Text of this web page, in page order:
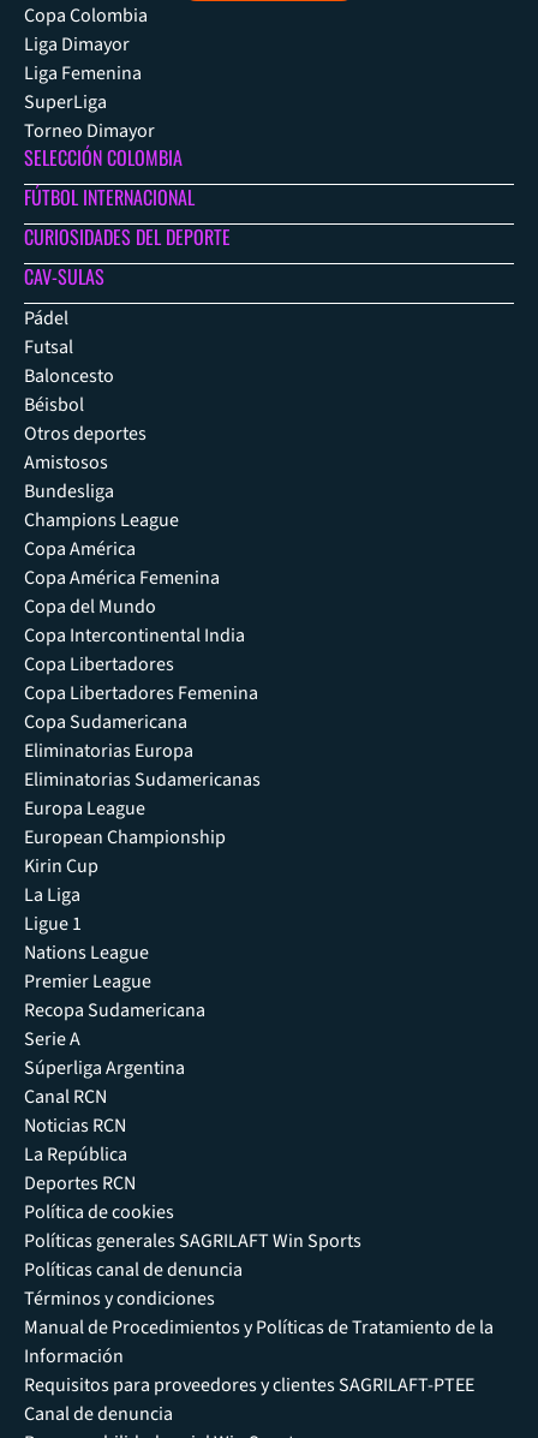
Copa Colombia
Liga Dimayor
Liga Femenina
SuperLiga
Torneo Dimayor
SELECCIÓN COLOMBIA
FÚTBOL INTERNACIONAL
CURIOSIDADES DEL DEPORTE
CAV-SULAS
Pádel
Futsal
Baloncesto
Béisbol
Otros deportes
Amistosos
Bundesliga
Champions League
Copa América
Copa América Femenina
Copa del Mundo
Copa Intercontinental India
Copa Libertadores
Copa Libertadores Femenina
Copa Sudamericana
Eliminatorias Europa
Eliminatorias Sudamericanas
Europa League
European Championship
Kirin Cup
La Liga
Ligue 1
Nations League
Premier League
Recopa Sudamericana
Serie A
Súperliga Argentina
Canal RCN
Noticias RCN
La República
Deportes RCN
Política de cookies
Políticas generales SAGRILAFT Win Sports
Políticas canal de denuncia
Términos y condiciones
Manual de Procedimientos y Políticas de Tratamiento de la
Información
Requisitos para proveedores y clientes SAGRILAFT-PTEE
Canal de denuncia